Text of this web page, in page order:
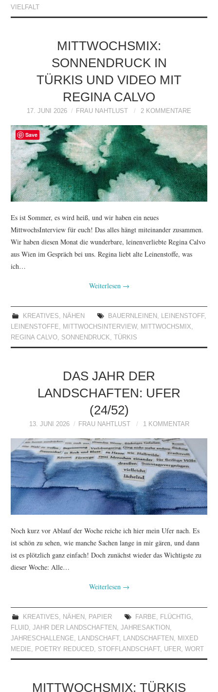
VIELFALT
MITTWOCHSMIX:
SONNENDRUCK IN
TÜRKIS UND VIDEO MIT
REGINA CALVO
17. JUNI 2026 FRAU NAHTLUST 2 KOMMENTARE
Es ist Sommer, es wird heiß, und wir haben ein neues
MittwochsInterview für euch! Das alles hängt miteinander zusammen.
Wir haben diesen Monat die wunderbare, leinenverliebte Regina Calvo
aus Wien im Gespräch bei uns. Regina liebt alte Leinenstoffe, was
ich…
Weiterlesen →
KREATIVES, NÄHEN BAUERNLEINEN , LEINENSTOFF,
LEINENSTOFFE, MITTWOCHSINTERVIEW, MITTWOCHSMIX,
REGINA CALVO, SONNENDRUCK, TÜRKIS
DAS JAHR DER
LANDSCHAFTEN: UFER
(24/52)
13. JUNI 2026 FRAU NAHTLUST 1 KOMMENTAR
Noch kurz vor Ablauf der Woche reiche ich hier mein Ufer nach. Es
ist schön zu sehen, wie manche Sachen lange in mir gären, und dann
ist es plötzlich ganz einfach! Doch zunächst wieder das Wichtigste zu
dieser Woche: Alle…
Weiterlesen →
KREATIVES, NÄHEN , PAPIER FARBE, FLÜCHTIG,
FLUID,JAHR DER LANDSCHAFTEN ,JAHRESAKTION ,
JAHRESCHALLENGE, LANDSCHAFT , LANDSCHAFTEN , MIXED
MEDIE, POETRY REDUCED, STOFFLANDSCHAFT , UFER,WORT
MITTWOCHSMIX: TÜRKIS
Save